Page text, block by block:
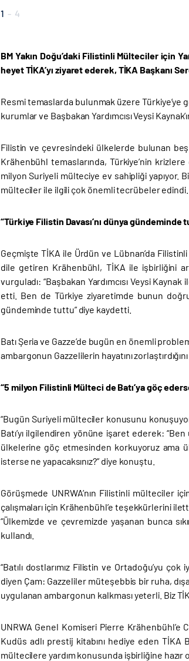
1 - 4
BM Yakın Doğu’daki Filistinli Mülteciler için
heyet TİKA’yı ziyaret ederek, TİKA Başkanı
Resmi temaslarda bulunmak üzere
kurumlar ve Başbakan Yardımcısı Veysi
Filistin ve çevresindeki ülkelerde bulunan beş
Krähenbühl temaslarında, Türkiye’nin
milyon Suriyeli mülteciye ev sahipliği yapıyor.
mülteciler ile ilgili çok önemli tecrübeler
“Türkiye Filistin Davası’nı dünya gündeminde
Geçmişte TİKA ile Ürdün ve Lübnan’da
dile getiren Krähenbühl, TİKA ile işbirliğini
vurguladı: “Başbakan Yardımcısı Veysi
etti. Ben de Türkiye ziyaretimde bunun
gündeminde tuttu” diye kaydetti.
Batı Şeria ve Gazze’de bugün en önemli
ambargonun Gazzelilerin hayatını
“5 milyon Filistinli Mülteci de Batı’ya göç
“Bugün Suriyeli mülteciler konusunu
Batı’yı ilgilendiren yönüne işaret ederek:
ülkelerine göç etmesinden korkuyoruz ama
isterse ne yapacaksınız?” diye konuştu.
Görüşmede UNRWA’nın Filistinli mülteciler
çalışmaları için Krähenbühl’e teşekkürlerini
“Ülkemizde ve çevremizde yaşanan bunca
kullandı.
“Batılı dostlarımız Filistin ve Ortadoğu’yu
diyen Çam: Gazzeliler müteşebbis bir ruha,
uygulanan ambargonun kalkması yeterli. Biz
UNRWA Genel Komiseri Pierre Krähenbühl’e
Kudüs adlı prestij kitabını hediye eden TİKA
mültecilere yardım konusunda işbirliğine hazır